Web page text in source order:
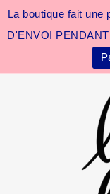
La boutique fait une
D'ENVOI